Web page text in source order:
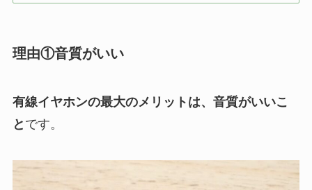
理由①音質がいい
有線イヤホンの最大のメリットは、音質がいいこ
と です。